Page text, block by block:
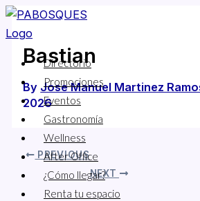
Skip
to
content
Menu
Directorio
Promociones
Eventos
Gastronomía
Wellness
After Office
¿Cómo llegar?
Renta tu espacio
Bastian
By Jose Manuel Martinez
2026
PREVIOUS
NEXT